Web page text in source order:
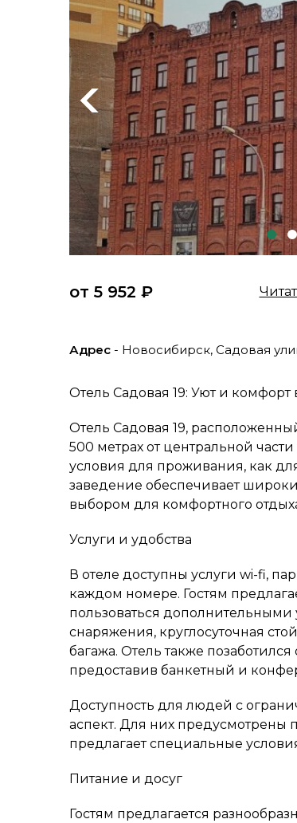
Previous
от 5 952 ₽
Адрес - Новосибирск, Садовая
Отель Садовая 19: Уют и
Отель Садовая 19,
500 метрах от центральной
условия для проживания, как
заведение обеспечивает
выбором для комфортного
Услуги и удобства
В отеле доступны услуги wi-fi,
каждом номере. Гостям
пользоваться дополнительными
снаряжения, круглосуточная
багажа. Отель также
предоставив банкетный и
Доступность для людей с
аспект. Для них
предлагает специальные
Питание и досуг
Гостям предлагается